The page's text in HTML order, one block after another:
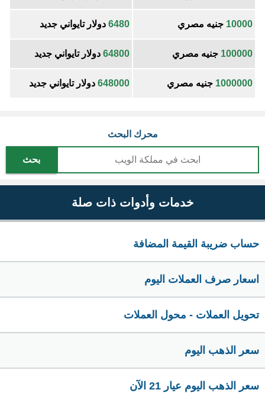
10000 جنيه مصري 6480 دولار تايواني جديد
100000 جنيه مصري 64800 دولار تايواني جديد
1000000 جنيه مصري 648000 دولار تايواني جديد
محرك البحث
بحث
خدمات وأدوات ذات صلة
حساب ضريبة القيمة المضافة
اسعار صرف العملات اليوم
تحويل العملات - محول العملات
سعر الذهب اليوم
سعر الذهب اليوم عيار 21 الآن